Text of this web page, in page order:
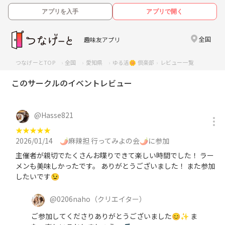
アプリを入手 アプリで開く
趣味友アプリ 全国
つなげーとTOP 全国 愛知県 ゆる活🌼 倶楽部 レビュー一覧
このサークルのイベントレビュー
@Hasse821
★★★★★
2026/01/14
🌶️麻辣担 行ってみよの会🌶️に参加
主催者が親切でたくさんお喋りできて楽しい時間でした！ ラー
メンも美味しかったです。 ありがとうございました！ また参加
したいです😉
@0206naho （クリエイター）
ご参加してくださりありがとうございました😊✨ ま